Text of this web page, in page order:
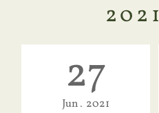
2021
27
Jun 2021